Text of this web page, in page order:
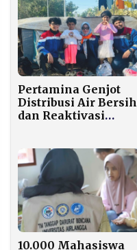
Pertamina Genjot
Distribusi Air Bersih
dan Reaktivasi
10.000 Mahasiswa